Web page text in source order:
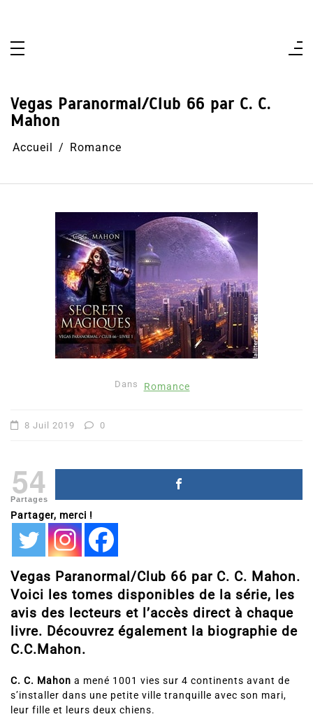
Vegas Paranormal/Club 66 par C. C.
Mahon
Accueil Romance
Dans Romance
8 Juil 2019 0
54
Partages
Partager, merci !
Vegas Paranormal/Club 66 par C. C. Mahon.
Voici les tomes disponibles de la série, les
avis des lecteurs et l’accès direct à chaque
livre. Découvrez également la biographie de
C.C.Mahon.
C. C. Mahon a mené 1001 vies sur 4 continents avant de
s’installer dans une petite ville tranquille avec son mari,
leur fille et leurs deux chiens.